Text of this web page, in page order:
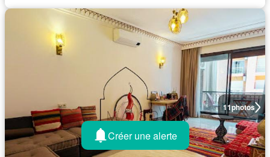
11photos
Créer une alerte